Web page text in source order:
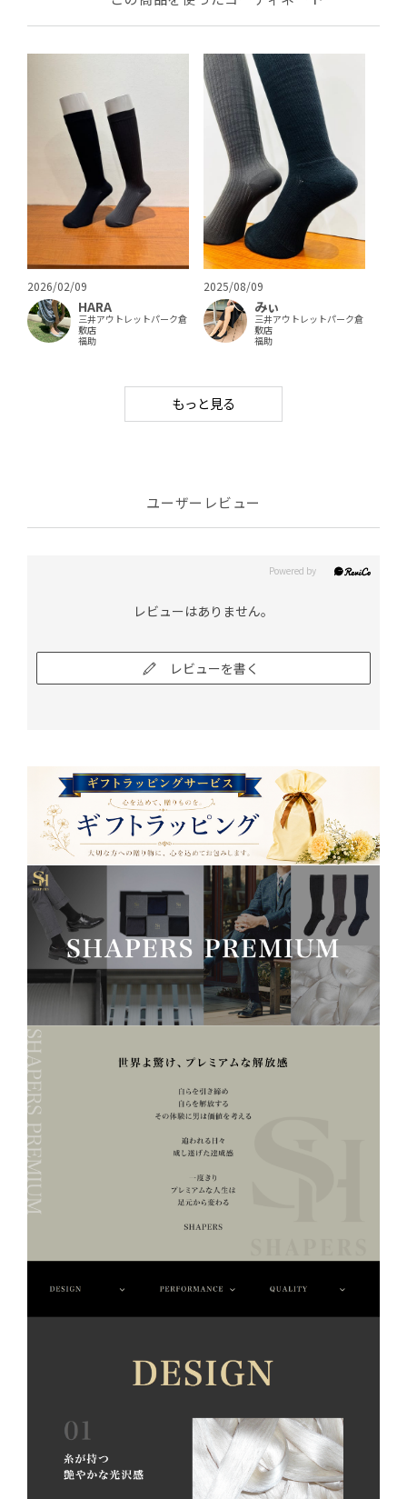
2026/02/09
HARA
三井アウトレットパーク倉
敷店
福助
2025/08/09
みぃ
三井アウトレットパーク倉
敷店
福助
もっと見る
ユーザーレビュー
レビューはありません。
レビューを書く